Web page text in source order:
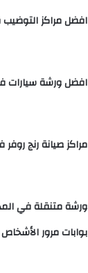
افضل مراكز
افضل ورشة سيارات
مراكز صيانة رنج
ورشة متنقلة في
بوابات مرور